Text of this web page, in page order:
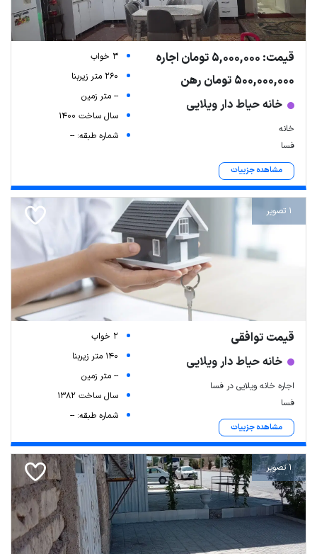
قیمت: 5,000,000 تومان اجاره
500,000,000 تومان رهن
خانه حیاط دار ویلایی
خانه
فسا
مشاهده جزییات
3 خواب
260 متر زیربنا
-- متر زمین
سال ساخت 1400
شماره طبقه: --
1 تصویر
قیمت توافقی
خانه حیاط دار ویلایی
اجاره خانه ویلایی در فسا
فسا
مشاهده جزییات
2 خواب
140 متر زیربنا
-- متر زمین
سال ساخت 1382
شماره طبقه: --
1 تصویر